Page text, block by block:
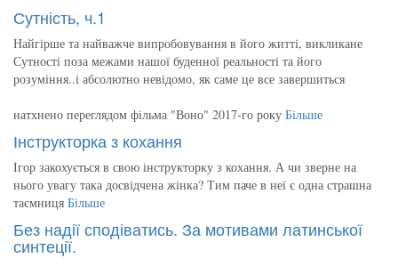
Сутність, ч.1
Найгірше та найважче випробовування в його житті, викликане
Сутності поза межами нашої буденної реальності та його
розуміння..і абсолютно невідомо, як саме це все завершиться
натхнено переглядом фільма "Воно" 2017-го року Більше
Інструкторка з кохання
Ігор закохується в свою інструкторку з кохання. А чи зверне на
нього увагу така досвідчена жінка? Тим паче в неї є одна страшна
таємниця Більше
Без надії сподіватись. За мотивами латинської
синтеції.